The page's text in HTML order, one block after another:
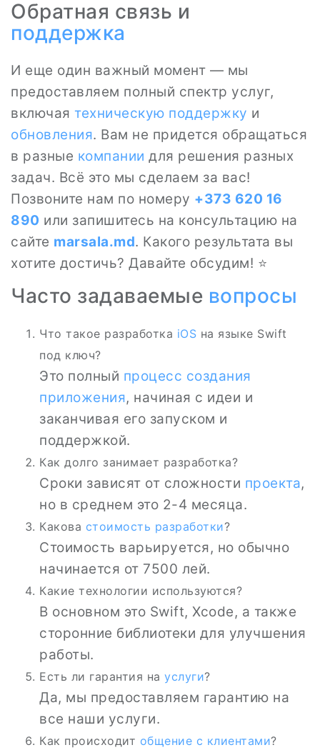
Обратная связь и
поддержка
И еще один важный момент — мы
предоставляем полный спектр услуг,
включая техническую поддержку и
обновления. Вам не придется обращаться
в разные компании для решения разных
задач. Всё это мы сделаем за вас!
Позвоните нам по номеру +373 620 16
890 или запишитесь на консультацию на
сайте marsala.md. Какого результата вы
хотите достичь? Давайте обсудим! ⭐
Часто задаваемые вопросы
Что такое разработка iOS на языке Swift
под ключ?
Это полный процесс создания
приложения, начиная с идеи и
заканчивая его запуском и
поддержкой.
Как долго занимает разработка?
Сроки зависят от сложности проекта,
но в среднем это 2-4 месяца.
Какова стоимость разработки?
Стоимость варьируется, но обычно
начинается от 7500 лей.
Какие технологии используются?
В основном это Swift, Xcode, а также
сторонние библиотеки для улучшения
работы.
Есть ли гарантия на услуги?
Да, мы предоставляем гарантию на
все наши услуги.
Как происходит общение с клиентами?